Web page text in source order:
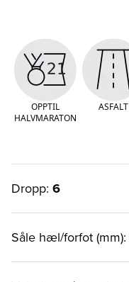
OPPTIL
HALVMARATON
ASFALT
Dropp: 6
Såle hæl/forfot (mm):